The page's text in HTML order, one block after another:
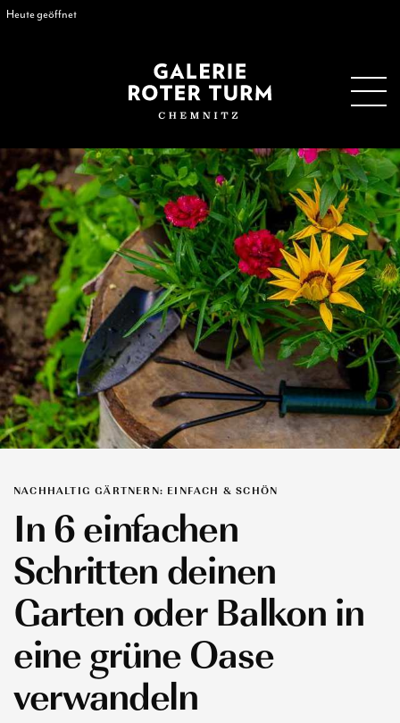
Heute geöffnet
NACHHALTIG GÄRTNERN: EINFACH & SCHÖN
In 6 einfachen
Schritten deinen
Garten oder Balkon in
eine grüne Oase
verwandeln